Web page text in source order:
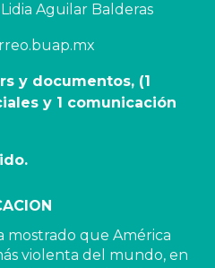
Aguilar Balderas
y documentos, (1
y 1 comunicación
mostrado que América
violenta del mundo, en